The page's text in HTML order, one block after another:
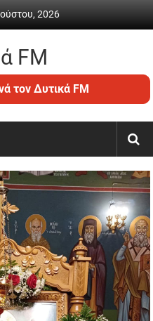
2026
FM
τον Δυτικά FM